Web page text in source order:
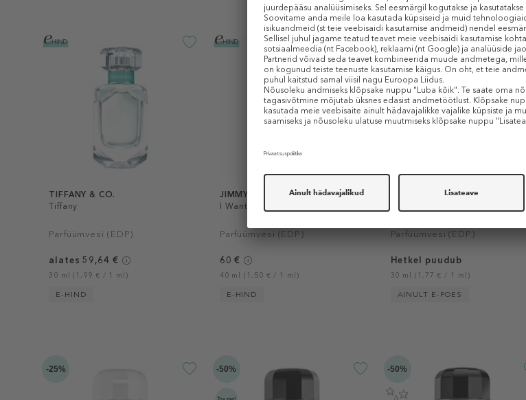
TIFFANY & CO.
Tiffany
Parfüümvesi (EDP)
alates 59,64 €
30 ml (1,99 € / 1 ml)
E-HIND
JIMMY CHOO
I Want Choo Forever
Parfüümvesi (EDP)
60 €
40 ml (1,50 € / 1 ml)
E-HIND
-25%
alates 29€
BOUCHERON
Parfüümvesi (EDP)
Hetkel puudub
30 ml (1,77 € / 1 ml)
AINULT E-POES
-25% -50% -50%